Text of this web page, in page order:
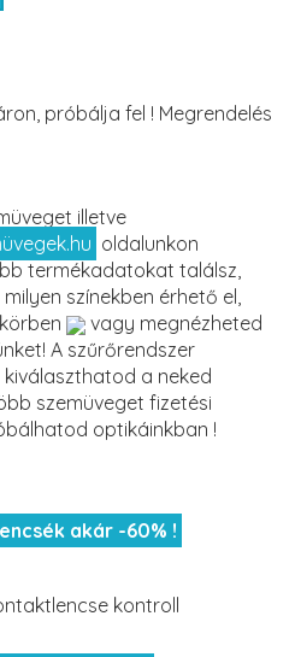
próbálja fel ! Megrendelés
illetve
oldalunkon
termékadatokat találsz,
színekben érhető el,
vagy megnézheted
A szűrőrendszer
a neked
szemüveget fizetési
optikáinkban !
akár -60% !
kontroll